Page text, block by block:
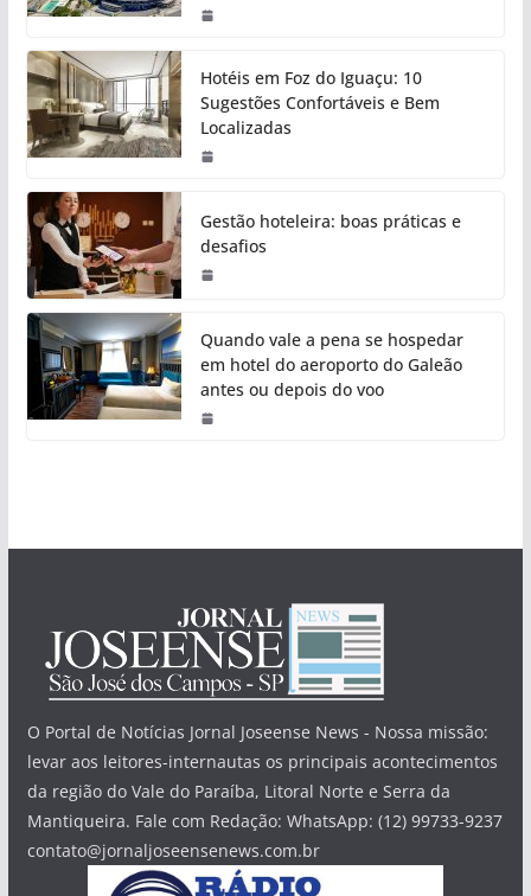
Hotéis em Foz do Iguaçu: 10
Sugestões Confortáveis e Bem
Localizadas
Gestão hoteleira: boas práticas e
desafios
Quando vale a pena se hospedar
em hotel do aeroporto do Galeão
antes ou depois do voo
O Portal de Notícias Jornal Joseense News - Nossa missão:
levar aos leitores-internautas os principais acontecimentos
da região do Vale do Paraíba, Litoral Norte e Serra da
Mantiqueira. Fale com Redação: WhatsApp: (12) 99733-9237
contato@jornaljoseensenews.com.br